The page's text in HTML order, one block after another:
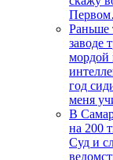
Раньше
заводе
мордой
год
меня
В
на 200
Суд и